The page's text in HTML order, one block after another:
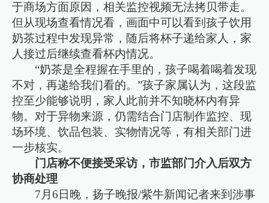
于商场方面原因，相关监控视频无法拷贝带走。
但从现场查看情况看，画面中可以看到孩子饮用
奶茶过程中发现异常，随后将杯子递给家人，家
人接过后继续查看杯内情况。
“奶茶是全程握在手里的，孩子喝着喝着发现
不对，再递给我们看的。”孩子家属认为，这段监
控至少能够说明，家人此前并不知晓杯内有异
物。对于异物来源，仍需结合门店制作监控、现
场环境、饮品包装、实物情况等，有相关部门进
一步核实。
门店称不便接受采访，市监部门介入后双方
协商处理
7月6日晚，扬子晚报/紫牛新闻记者来到涉事